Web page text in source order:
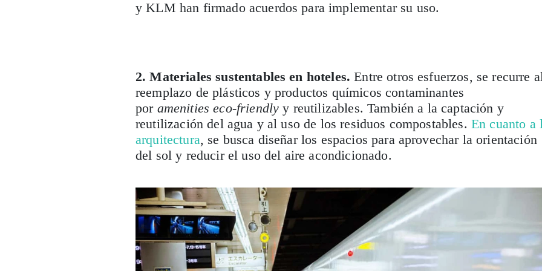
y KLM han firmado acuerdos para implementar su uso.
2. Materiales sustentables en hoteles. Entre otros esfuerzos, se recurre
reemplazo de plásticos y productos químicos contaminantes
por amenities eco-friendly y reutilizables. También a la captación y
reutilización del agua y al uso de los residuos compostables. En cuanto a
arquitectura, se busca diseñar los espacios para aprovechar la orientación
del sol y reducir el uso del aire acondicionado.